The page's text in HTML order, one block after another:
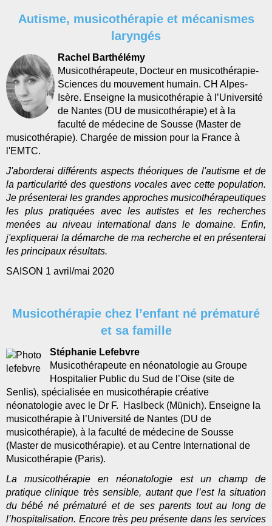
Autisme, musicothérapie et mécanismes
laryngés
Rachel Barthélémy
Musicothérapeute, Docteur en musicothérapie-
Sciences du mouvement humain. CH Alpes-
Isère. Enseigne la musicothérapie à l’Université
de Nantes (DU de musicothérapie) et à la
faculté de médecine de Sousse (Master de
musicothérapie). Chargée de mission pour la France à
l'EMTC.
J'aborderai différents aspects théoriques de l'autisme et de
la particularité des questions vocales avec cette population.
Je présenterai les grandes approches musicothérapeutiques
les plus pratiquées avec les autistes et les recherches
menées au niveau international dans le domaine. Enfin,
j'expliquerai la démarche de ma recherche et en présenterai
les principaux résultats.
SAISON 1 avril/mai 2020
Musicothérapie chez l’enfant né prématuré
et sa famille
Stéphanie Lefebvre
Musicothérapeute en néonatologie au Groupe
Hospitalier Public du Sud de l’Oise (site de
Senlis), spécialisée en musicothérapie créative
néonatologie avec le Dr F. Haslbeck (Münich). Enseigne la
musicothérapie à l’Université de Nantes (DU de
musicothérapie), à la faculté de médecine de Sousse
(Master de musicothérapie). et au Centre International de
Musicothérapie (Paris).
La musicothérapie en néonatologie est un champ de
pratique clinique très sensible, autant que l’est la situation
du bébé né prématuré et de ses parents tout au long de
l’hospitalisation. Encore très peu présente dans les services